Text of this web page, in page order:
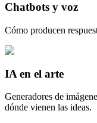
Chatbots y voz
Cómo producen
IA en el arte
Generadores de
dónde vienen las ideas.